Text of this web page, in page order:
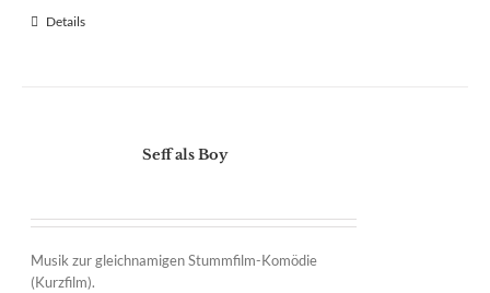
Details
Seff als Boy
Musik zur gleichnamigen Stummfilm-Komödie
(Kurzfilm).